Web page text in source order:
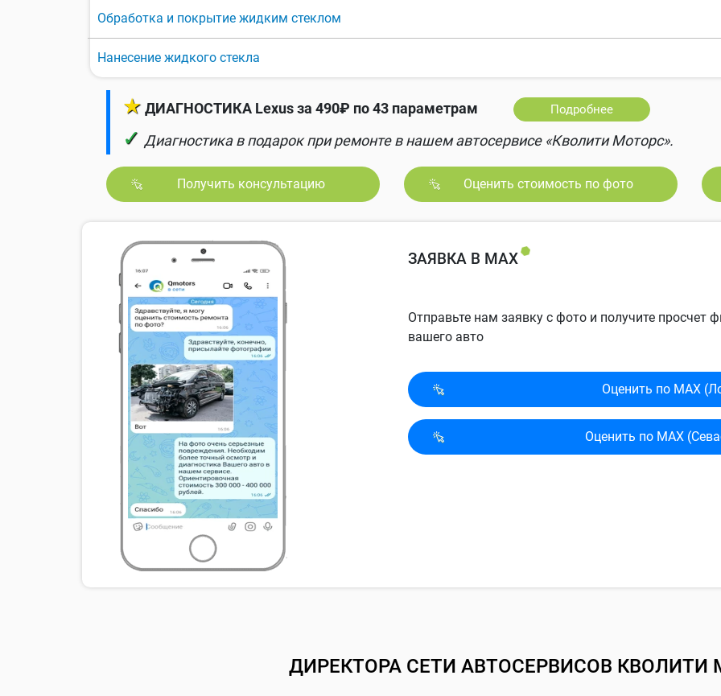
Обработка и покрытие жидким стеклом
Нанесение жидкого стекла
★ ДИАГНОСТИКА Lexus за 490₽ по 43 параметрам Подробнее
✓ Диагностика в подарок при ремонте в нашем автосервисе «Кволити Моторс».
Получить консультацию Оценить стоимость по фото
ЗАЯВКА В MAX
Отправьте нам заявку с фото и получите просчет
вашего авто
Оценить по MAX
Оценить по MAX
ДИРЕКТОРА СЕТИ АВТОСЕРВИСОВ КВОЛИТИ